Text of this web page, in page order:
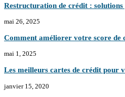
Restructuration de crédit : solutions
mai 26, 2025
Comment améliorer votre score de
mai 1, 2025
Les meilleurs cartes de crédit pour
janvier 15, 2020